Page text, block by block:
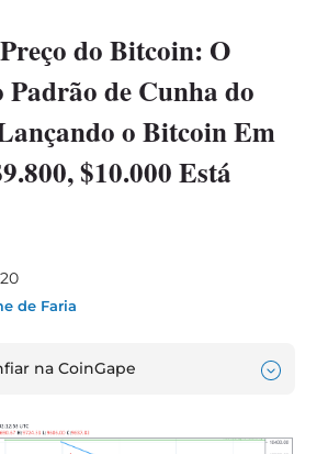
do Bitcoin: O
de Cunha do
o Bitcoin Em
$10.000 Está
de Faria
na CoinGape